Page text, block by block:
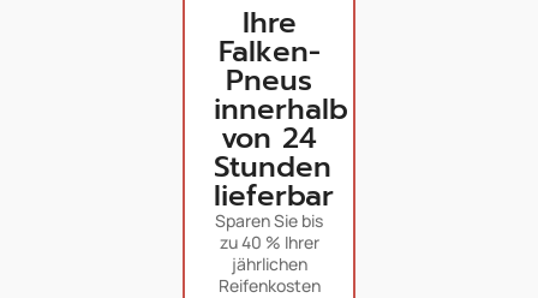
Ihre
Falken-
Pneus
innerhalb
von 24
Stunden
lieferbar
Sparen Sie bis
zu 40 % Ihrer
jährlichen
Reifenkosten